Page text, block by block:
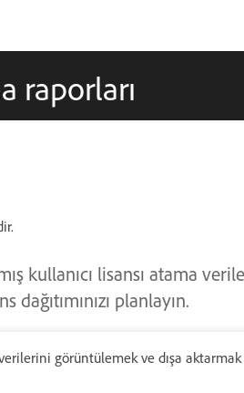
raporları
kullanıcı lisansı atama
dağıtımınızı planlayın.
görüntülemek ve dışa